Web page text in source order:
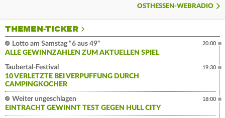
OSTHESSEN-WEBRADIO
THEMEN-TICKER
Lotto am Samstag "6 aus 49"
ALLE GEWINNZAHLEN ZUM AKTUELLEN SPIEL
20:00
Taubertal-Festival
10 VERLETZTE BEI VERPUFFUNG DURCH
CAMPINGKOCHER
19:30
Weiter ungeschlagen
EINTRACHT GEWINNT TEST GEGEN HULL CITY
18:00